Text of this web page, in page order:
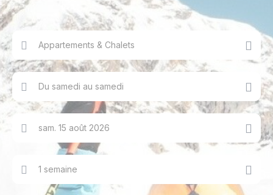
Appartements & Chalets
Du samedi au samedi
sam. 15 août 2026
1 semaine